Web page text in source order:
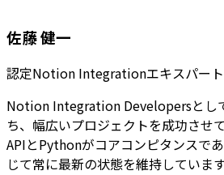
佐藤 健一
認定Notion Integrationエキスパート
Notion Integration Developersとし
ち、幅広いプロジェクトを成功させ
APIとPythonがコアコンピタンスで
じて常に最新の状態を維持しています